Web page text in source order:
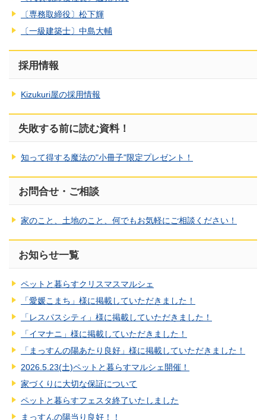
〔専務取締役〕松下輝
〔一級建築士〕中島大輔
採用情報
Kizukuri屋の採用情報
失敗する前に読む資料！
知って得する魔法の"小冊子"限定プレゼント！
お問合せ・ご相談
家のこと、土地のこと、何でもお気軽にご相談ください！
お知らせ一覧
ペットと暮らすクリスマスマルシェ
「愛媛こまち」様に掲載していただきました！
「レスパスシティ」様に掲載していただきました！
「イマナニ」様に掲載していただきました！
「まっすんの陽あたり良好」様に掲載していただきました！
2026.5.23(土)ペットと暮らすマルシェ開催！
家づくりに大切な保証について
ペットと暮らすフェスタ終了いたしました
まっすんの陽当り良好！！